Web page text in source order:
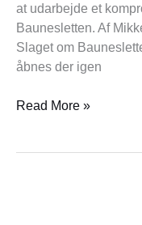
at udarbejde et
Baunesletten. Af
Slaget om
åbnes der igen
Read More »